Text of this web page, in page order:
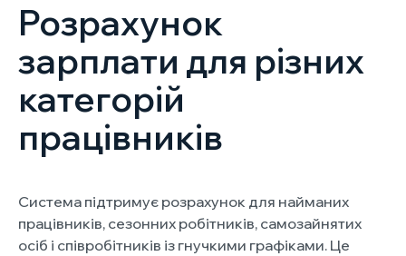
Розрахунок
зарплати для різних
категорій
працівників
Система підтримує розрахунок для найманих
працівників, сезонних робітників, самозайнятих
осіб і співробітників із гнучкими графіками. Це